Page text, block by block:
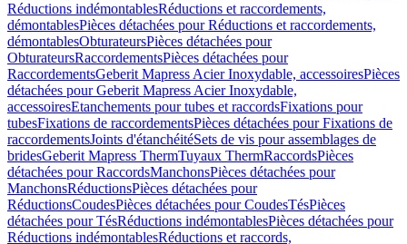
Réductions indémontablesRéductions et raccordements,
démontablesPièces détachées pour Réductions et raccordements,
démontablesObturateursPièces détachées pour
ObturateursRaccordementsPièces détachées pour
RaccordementsGeberit Mapress Acier Inoxydable, accessoiresPièces
détachées pour Geberit Mapress Acier Inoxydable,
accessoiresEtanchements pour tubes et raccordsFixations pour
tubesFixations de raccordementsPièces détachées pour Fixations de
raccordementsJoints d'étanchéitéSets de vis pour assemblages de
bridesGeberit Mapress ThermTuyaux ThermRaccordsPièces
détachées pour RaccordsManchonsPièces détachées pour
ManchonsRéductionsPièces détachées pour
RéductionsCoudesPièces détachées pour CoudesTésPièces
détachées pour TésRéductions indémontablesPièces détachées pour
Réductions indémontablesRéductions et raccords,